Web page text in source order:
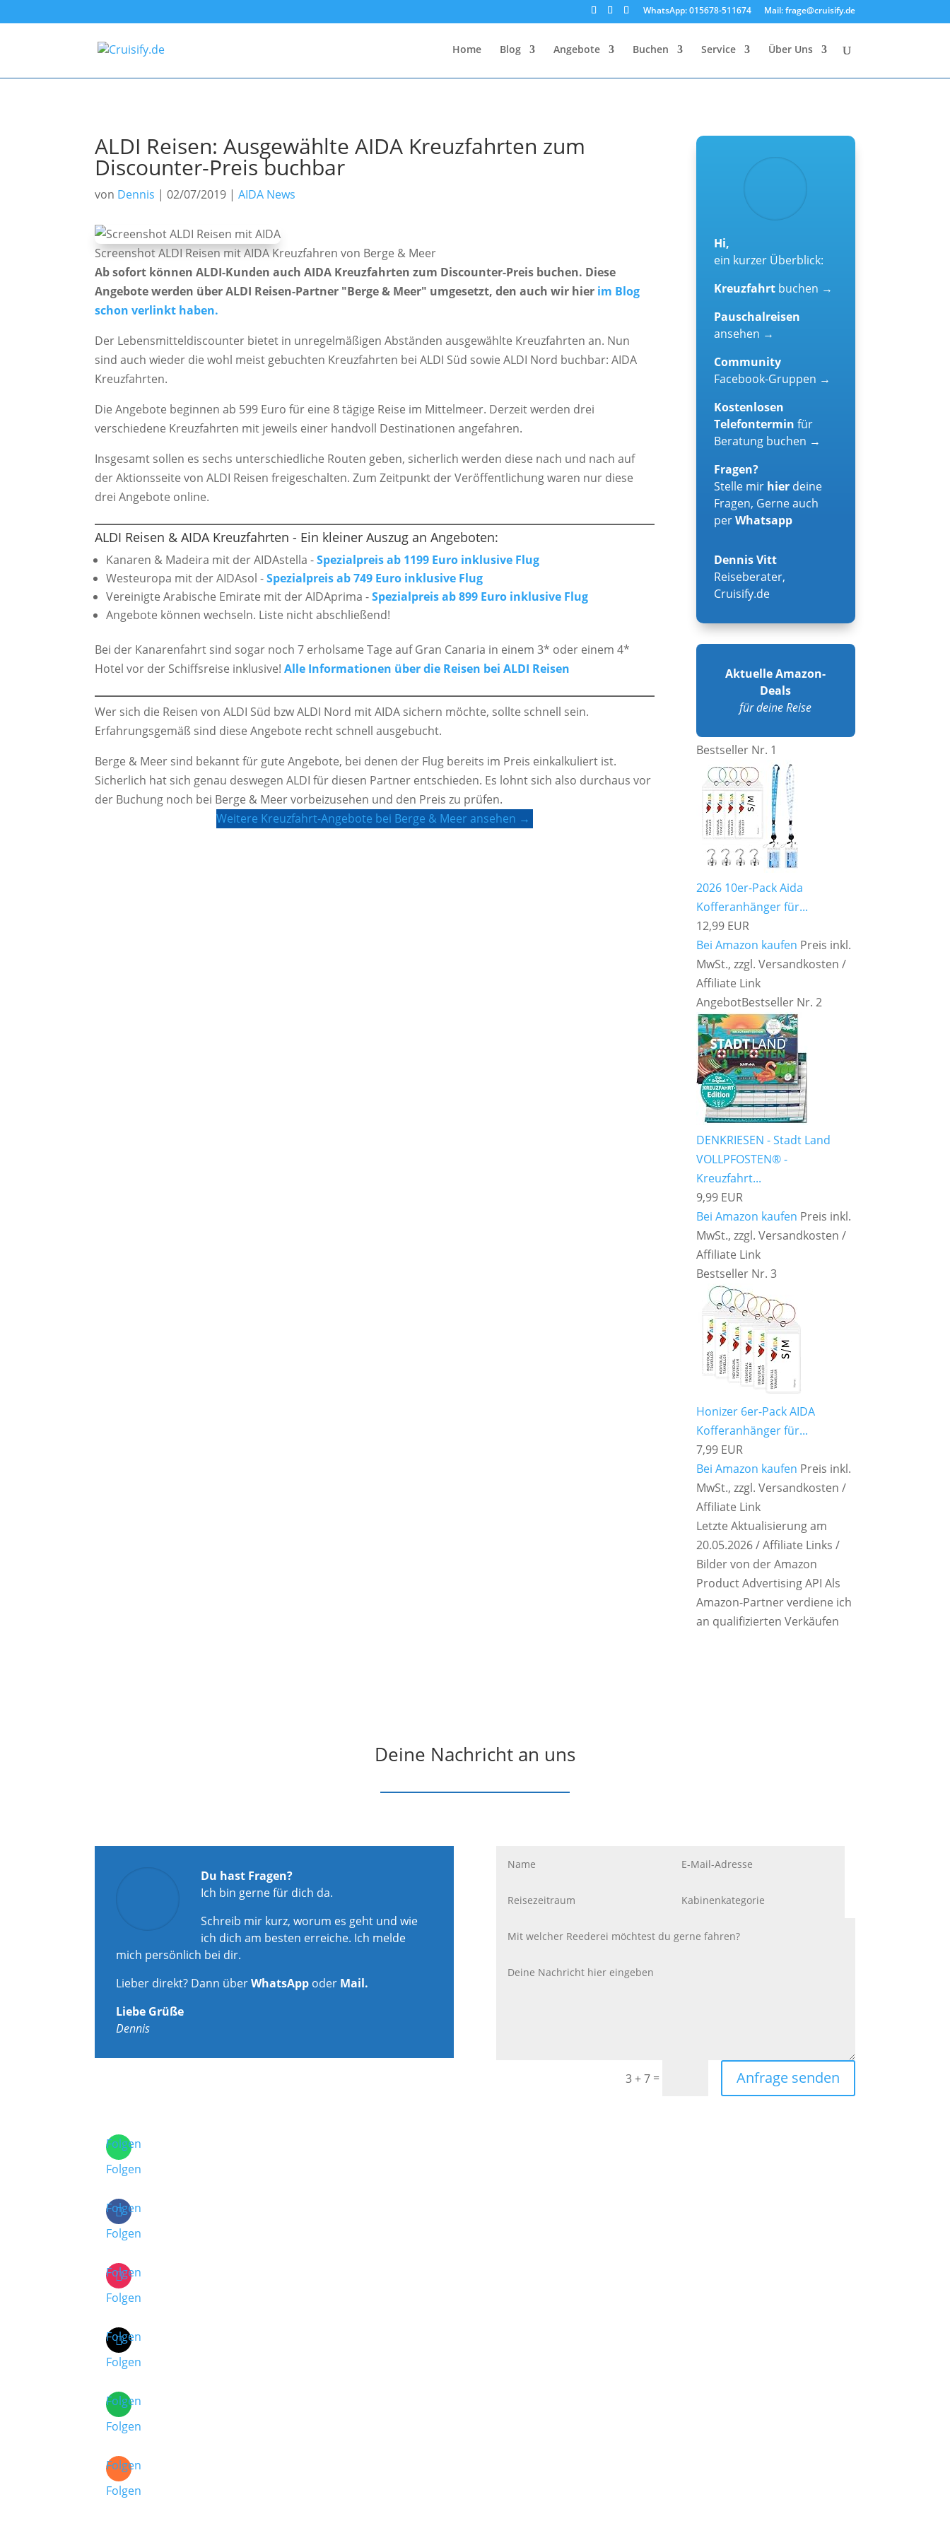
WhatsApp: 015678-511674 Mail: frage@cruisify.de
Home Blog Angebote Buchen Service Über Uns
ALDI Reisen: Ausgewählte AIDA Kreuzfahrten zum
Discounter-Preis buchbar
von Dennis |02/07/2019 |AIDA News
Screenshot ALDI Reisen mit AIDA Kreuzfahren von Berge & Meer
Ab sofort können ALDI-Kunden auch AIDA Kreuzfahrten zum Discounter-Preis buchen. Diese
Angebote werden über ALDI Reisen-Partner "Berge & Meer" umgesetzt, den auch wir hier im Blog
schon verlinkt haben.
Der Lebensmitteldiscounter bietet in unregelmäßigen Abständen ausgewählte Kreuzfahrten an. Nun
sind auch wieder die wohl meist gebuchten Kreuzfahrten bei ALDI Süd sowie ALDI Nord buchbar: AIDA
Kreuzfahrten.
Die Angebote beginnen ab 599 Euro für eine 8 tägige Reise im Mittelmeer. Derzeit werden drei
verschiedene Kreuzfahrten mit jeweils einer handvoll Destinationen angefahren.
Insgesamt sollen es sechs unterschiedliche Routen geben, sicherlich werden diese nach und nach auf
der Aktionsseite von ALDI Reisen freigeschalten. Zum Zeitpunkt der Veröffentlichung waren nur diese
drei Angebote online.
ALDI Reisen & AIDA Kreuzfahrten - Ein kleiner Auszug an Angeboten:
Kanaren & Madeira mit der AIDAstella -Spezialpreis ab 1199 Euro inklusive Flug
Westeuropa mit der AIDAsol -Spezialpreis ab 749 Euro inklusive Flug
Vereinigte Arabische Emirate mit der AIDAprima -Spezialpreis ab 899 Euro inklusive Flug
Angebote können wechseln. Liste nicht abschließend!
Bei der Kanarenfahrt sind sogar noch 7 erholsame Tage auf Gran Canaria in einem 3* oder einem 4*
Hotel vor der Schiffsreise inklusive!Alle Informationen über die Reisen bei ALDI Reisen
Wer sich die Reisen von ALDI Süd bzw ALDI Nord mit AIDA sichern möchte, sollte schnell sein.
Erfahrungsgemäß sind diese Angebote recht schnell ausgebucht.
Berge & Meer sind bekannt für gute Angebote, bei denen der Flug bereits im Preis einkalkuliert ist.
Sicherlich hat sich genau deswegen ALDI für diesen Partner entschieden. Es lohnt sich also durchaus vor
der Buchung noch bei Berge & Meer vorbeizusehen und den Preis zu prüfen.
Weitere Kreuzfahrt-Angebote bei Berge & Meer ansehen →
Hi,
ein kurzer Überblick:
Kreuzfahrt buchen →
Pauschalreisen
ansehen →
Community
Facebook-Gruppen →
Kostenlosen
Telefonterminfür
Beratung buchen →
Fragen?
Stelle mir hier deine
Fragen, Gerne auch
perWhatsapp
Dennis Vitt
Reiseberater,
Cruisify.de
Aktuelle Amazon-
Deals
für deine Reise
Bestseller Nr. 1
2026 10er-Pack Aida
Kofferanhänger für...
12,99 EUR
Bei Amazon kaufen Preis inkl.
MwSt., zzgl. Versandkosten /
Affiliate Link
AngebotBestseller Nr. 2
DENKRIESEN - Stadt Land
VOLLPFOSTEN® -
Kreuzfahrt...
9,99 EUR
Bei Amazon kaufen Preis inkl.
MwSt., zzgl. Versandkosten /
Affiliate Link
Bestseller Nr. 3
Honizer 6er-Pack AIDA
Kofferanhänger für...
7,99 EUR
Bei Amazon kaufen Preis inkl.
MwSt., zzgl. Versandkosten /
Affiliate Link
Letzte Aktualisierung am
20.05.2026 / Affiliate Links /
Bilder von der Amazon
Product Advertising API Als
Amazon-Partner verdiene ich
an qualifizierten Verkäufen
Deine Nachricht an uns
Du hast Fragen?
Ich bin gerne für dich da.
Schreib mir kurz, worum es geht und wie
ich dich am besten erreiche. Ich melde
mich persönlich bei dir.
Lieber direkt? Dann überWhatsApp oder Mail.
Liebe Grüße
Dennis
3 + 7= Anfrage senden
Folgen
Folgen
Folgen
Folgen
Folgen
Folgen
Folgen
Folgen
Folgen
Folgen
Folgen
Folgen